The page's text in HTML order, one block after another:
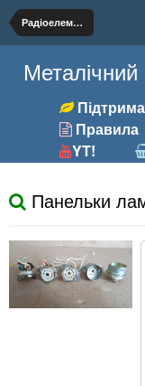
Радіоелементи
Правила
YT!
Панельки